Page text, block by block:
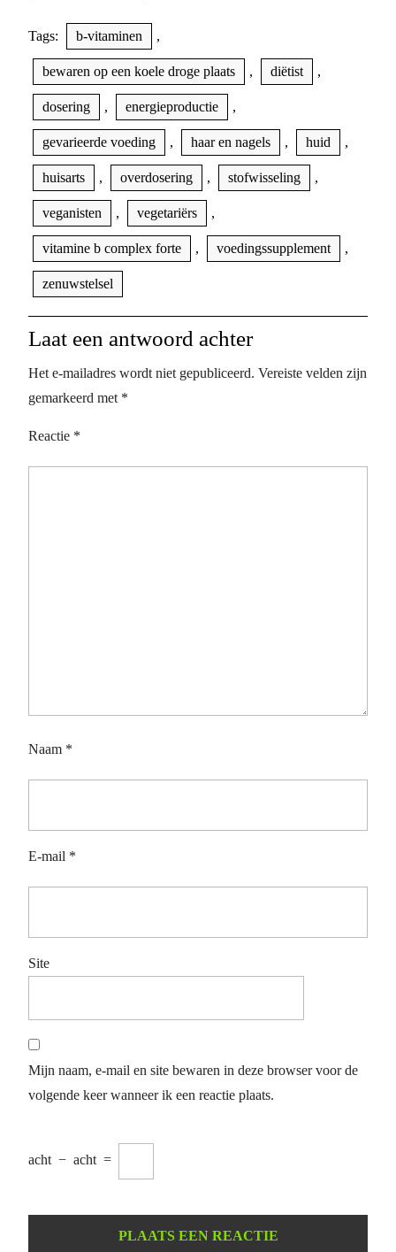
Tags: b-vitaminen ,
bewaren op een koele droge plaats , diëtist ,
dosering , energieproductie ,
gevarieerde voeding , haar en nagels , huid ,
huisarts , overdosering , stofwisseling ,
veganisten , vegetariërs ,
vitamine b complex forte , voedingssupplement ,
zenuwstelsel
Laat een antwoord achter
Het e-mailadres wordt niet gepubliceerd. Vereiste velden zijn
gemarkeerd met *
Reactie *
Naam *
E-mail *
Site
Mijn naam, e-mail en site bewaren in deze browser voor de
volgende keer wanneer ik een reactie plaats.
acht − acht =